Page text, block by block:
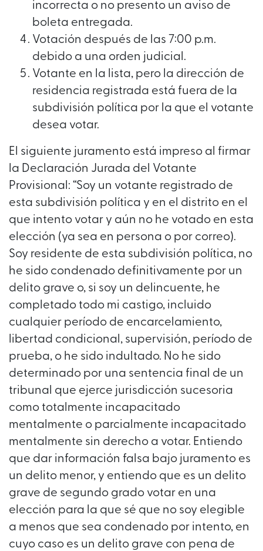
incorrecta o no presento un aviso de
boleta entregada.
Votación después de las 7:00 p.m.
debido a una orden judicial.
Votante en la lista, pero la dirección de
residencia registrada está fuera de la
subdivisión política por la que el votante
desea votar.
El siguiente juramento está impreso al firmar
la Declaración Jurada del Votante
Provisional: “Soy un votante registrado de
esta subdivisión política y en el distrito en el
que intento votar y aún no he votado en esta
elección (ya sea en persona o por correo).
Soy residente de esta subdivisión política, no
he sido condenado definitivamente por un
delito grave o, si soy un delincuente, he
completado todo mi castigo, incluido
cualquier período de encarcelamiento,
libertad condicional, supervisión, período de
prueba, o he sido indultado. No he sido
determinado por una sentencia final de un
tribunal que ejerce jurisdicción sucesoria
como totalmente incapacitado
mentalmente o parcialmente incapacitado
mentalmente sin derecho a votar. Entiendo
que dar información falsa bajo juramento es
un delito menor, y entiendo que es un delito
grave de segundo grado votar en una
elección para la que sé que no soy elegible
a menos que sea condenado por intento, en
cuyo caso es un delito grave con pena de